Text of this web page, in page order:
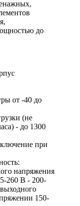
до
от -40 до
(не
- до 1300
при
напряжения
260 В - 200-
150-